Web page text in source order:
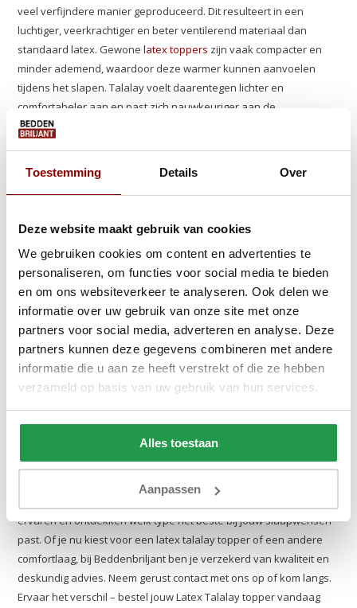
Toestemming Details Over
Deze website maakt gebruik van cookies
We gebruiken cookies om content en advertenties te
personaliseren, om functies voor social media te bieden
en om ons websiteverkeer te analyseren. Ook delen we
informatie over uw gebruik van onze site met onze
partners voor social media, adverteren en analyse. Deze
partners kunnen deze gegevens combineren met andere
informatie die u aan ze heeft verstrekt of die ze hebben
verzameld op basis van uw gebruik van hun services.
Alles toestaan
Aanpassen
veel verfijndere manier geproduceerd. Dit resulteert in een
luchtiger, veerkrachtiger en beter ventilerend materiaal dan
standaard latex. Gewonelatex toppers zijn vaak compacter en
minder ademend, waardoor deze warmer kunnen aanvoelen
tijdens het slapen. Talalay voelt daarentegen lichter en
comfortabeler aan en past zich nauwkeuriger aan de
lichaamshouding aan. Wie kiest voor ultiem comfort en ventilatie,
Onze latex Talalay topper
Bij Beddenbriljant draagt hetVita-Talalay Premium topmatrasbij
Vita‑Talalay latex (ongeveer 5 cm dik), met een totaalhoogte van
circa 8 cm. Dit topmatras blinkt uit in ventilatie en veerkrachtigheid
en zorgt voor een aangenaam slaapklimaat. De afritsbare anti-
allergene tijk is uitgerust met 3-zijdige rits en wasbaar tot 30 °C,
wat hygiënisch onderhoud makkelijk maakt. Deze topper is
geschikt voor zowelvaste boxspringsalselektrische boxsprings.
Kies voor de Vita‑Talalay Premium topper en ervaar luxe
slaapcomfort met een duurzame basis.
Een Latex Talalay topper kopen doe je met vertrouwen bij
Beddenbriljant. Heb je vragen over dit topmatras of ben je
benieuwd naar anderematrassenin ons assortiment? Ons team
staat klaar om je persoonlijk te adviseren, zowel online als in
ervaren en ontdekken welk type het beste bij jouw slaapwensen
past. Of je nu kiest voor een latex talalay topper of een andere
comfortlaag, bij Beddenbriljant ben je verzekerd van kwaliteit en
deskundig advies. Neem gerust contact met ons op of kom langs.
Ervaar het verschil – bestel jouw Latex Talalay topper vandaag